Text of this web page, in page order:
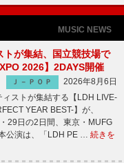
MUSIC NEWS
トが集結、国立競技場で
2026】2DAYS開催
Ｊ－ＰＯＰ
2026年8月6日
ストが集結する【LDH LIVE-
YEAR BEST-】が、
29日の2日間、東京・MUFG
公演は、「LDH PE … 続きを